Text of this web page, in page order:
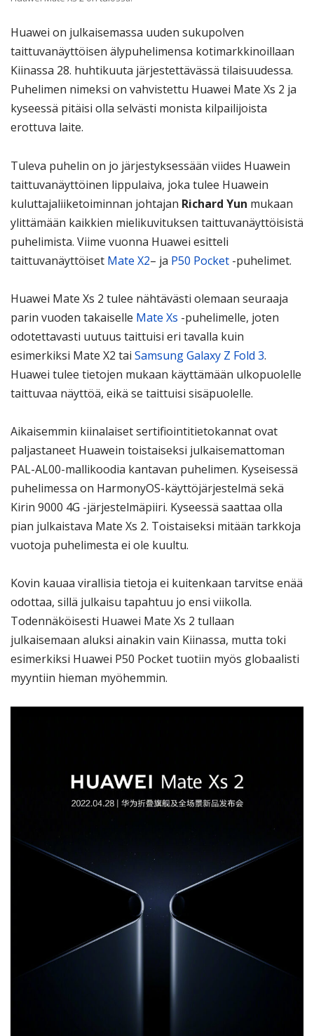
Huawei on julkaisemassa uuden sukupolven
taittuvanäyttöisen älypuhelimensa kotimarkkinoillaan
Kiinassa 28. huhtikuuta järjestettävässä tilaisuudessa.
Puhelimen nimeksi on vahvistettu Huawei Mate Xs 2 ja
kyseessä pitäisi olla selvästi monista kilpailijoista
erottuva laite.
Tuleva puhelin on jo järjestyksessään viides Huawein
taittuvanäyttöinen lippulaiva, joka tulee Huawein
kuluttajaliiketoiminnan johtajan Richard Yun mukaan
ylittämään kaikkien mielikuvituksen taittuvanäyttöisistä
puhelimista. Viime vuonna Huawei esitteli
taittuvanäyttöiset Mate X2– ja P50 Pocket -puhelimet.
Huawei Mate Xs 2 tulee nähtävästi olemaan seuraaja
parin vuoden takaiselle Mate Xs -puhelimelle, joten
odotettavasti uutuus taittuisi eri tavalla kuin
esimerkiksi Mate X2 tai Samsung Galaxy Z Fold 3.
Huawei tulee tietojen mukaan käyttämään ulkopuolelle
taittuvaa näyttöä, eikä se taittuisi sisäpuolelle.
Aikaisemmin kiinalaiset sertifiointitietokannat ovat
paljastaneet Huawein toistaiseksi julkaisemattoman
PAL-AL00-mallikoodia kantavan puhelimen. Kyseisessä
puhelimessa on HarmonyOS-käyttöjärjestelmä sekä
Kirin 9000 4G -järjestelmäpiiri. Kyseessä saattaa olla
pian julkaistava Mate Xs 2. Toistaiseksi mitään tarkkoja
vuotoja puhelimesta ei ole kuultu.
Kovin kauaa virallisia tietoja ei kuitenkaan tarvitse enää
odottaa, sillä julkaisu tapahtuu jo ensi viikolla.
Todennäköisesti Huawei Mate Xs 2 tullaan
julkaisemaan aluksi ainakin vain Kiinassa, mutta toki
esimerkiksi Huawei P50 Pocket tuotiin myös globaalisti
myyntiin hieman myöhemmin.